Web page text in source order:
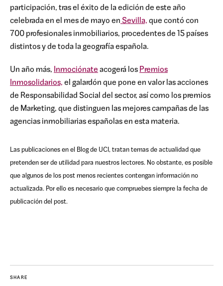
participación, tras el éxito de la edición de este año
celebrada en el mes de mayo en Sevilla, que contó con
700 profesionales inmobiliarios, procedentes de 15 países
distintos y de toda la geografía española.
Un año más, Inmociónate acogerá los Premios
Inmosolidarios, el galardón que pone en valor las acciones
de Responsabilidad Social del sector, así como los premios
de Marketing, que distinguen las mejores campañas de las
agencias inmobiliarias españolas en esta materia.
Las publicaciones en el Blog de UCI, tratan temas de actualidad que
pretenden ser de utilidad para nuestros lectores. No obstante, es posible
que algunos de los post menos recientes contengan información no
actualizada. Por ello es necesario que compruebes siempre la fecha de
publicación del post.
SHARE